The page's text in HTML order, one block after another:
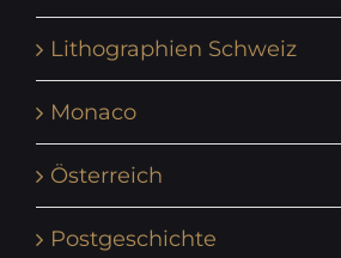
Lithographien Schweiz
Monaco
Österreich
Postgeschichte